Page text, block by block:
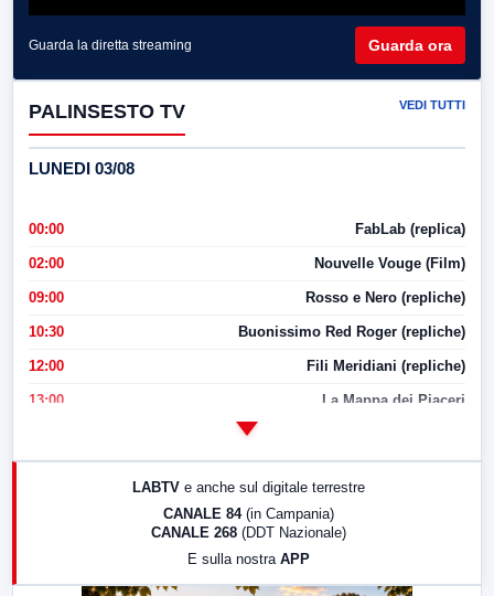
Guarda la diretta streaming Guarda ora
PALINSESTO TV VEDI TUTTI
LUNEDI 03/08
00:00 FabLab (replica)
02:00 Nouvelle Vouge (Film)
09:00 Rosso e Nero (repliche)
10:30 Buonissimo Red Roger (repliche)
12:00 Fili Meridiani (repliche)
13:00 La Mappa dei Piaceri
LABTV e anche sul digitale terrestre
CANALE 84 (in Campania)
CANALE 268 (DDT Nazionale)
E sulla nostra APP